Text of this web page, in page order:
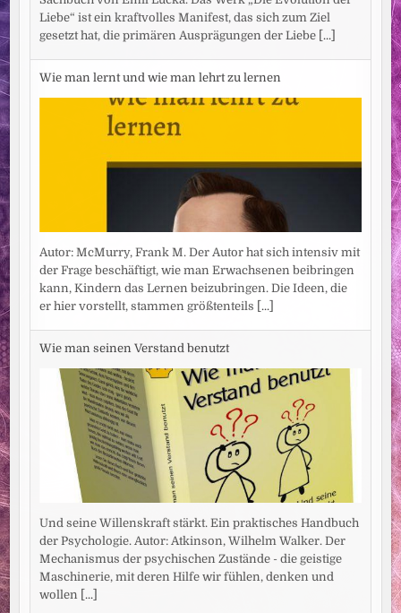
Liebe“ ist ein kraftvolles Manifest, das sich zum Ziel
gesetzt hat, die primären Ausprägungen der Liebe [...]
Wie man lernt und wie man lehrt zu lernen
Autor: McMurry, Frank M. Der Autor hat sich intensiv mit
der Frage beschäftigt, wie man Erwachsenen beibringen
kann, Kindern das Lernen beizubringen. Die Ideen, die
er hier vorstellt, stammen größtenteils
[...]
Wie man seinen Verstand benutzt
Und seine Willenskraft stärkt. Ein praktisches Handbuch
der Psychologie. Autor: Atkinson, Wilhelm Walker. Der
Mechanismus der psychischen Zustände - die geistige
Maschinerie, mit deren Hilfe wir fühlen, denken und
wollen
[...]